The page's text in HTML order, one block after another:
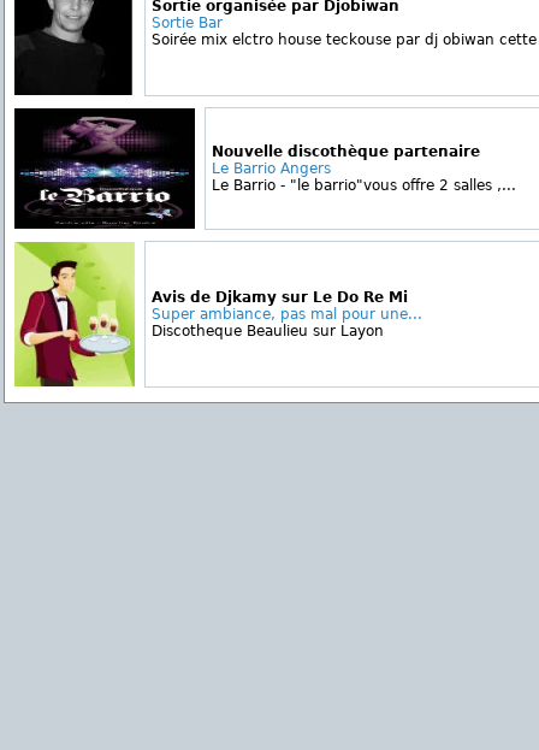
Sortie organisée par Djobiwan
Sortie Bar
Soirée mix elctro house teckouse par dj obiwan
Nouvelle discothèque partenaire
Le Barrio Angers
Le Barrio - "le barrio"vous offre 2 salles ,...
Avis de Djkamy sur Le Do Re Mi
Super ambiance, pas mal pour une...
Discotheque Beaulieu sur Layon